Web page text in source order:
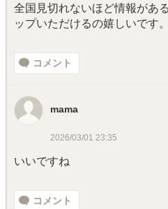
全国見切れないほど情報があ
ップいただけるの嬉しいです
コメント
mama
2026/03/01 23:35
いいですね
コメント